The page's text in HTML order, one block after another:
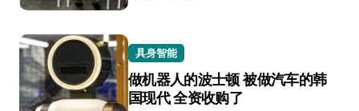
具身智能
做机器人的波士顿 被做汽车的韩
国现代 全资收购了